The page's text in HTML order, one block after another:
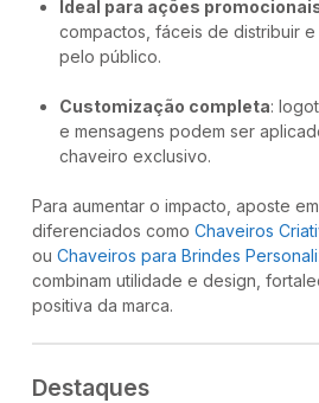
Ideal para ações
compactos, fáceis de distribuir
pelo público.
Customização completa:
e mensagens podem ser
chaveiro exclusivo.
Para aumentar o impacto, aposte
diferenciados como Chaveiros
ou Chaveiros para Brindes
combinam utilidade e design,
positiva da marca.
Destaques